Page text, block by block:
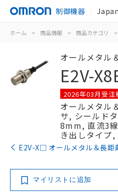
制御機器 Japan
ホーム > 商品情報 > 商品カテゴリ >
オールメタル
E2V-
2026年03月受注
オールメタル
サ, シールド
8mm, 直流3
き出しタイプ
E2V-X□ オールメタル＆長距
マイリストに追加